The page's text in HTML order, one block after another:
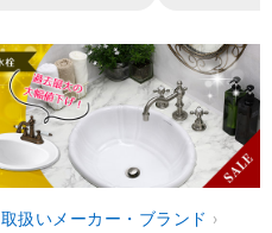
取扱いメーカー・ブランド ›